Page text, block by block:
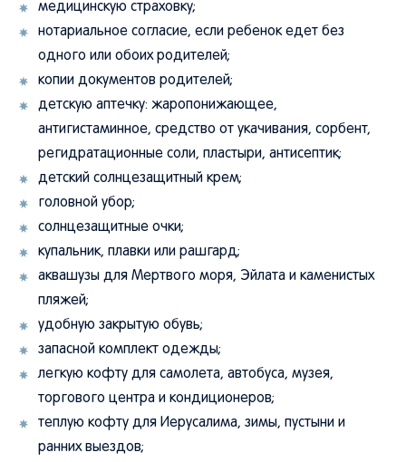
медицинскую страховку;
нотариальное согласие, если ребенок едет без
одного или обоих родителей;
копии документов родителей;
детскую аптечку: жаропонижающее,
антигистаминное, средство от укачивания, сорбент,
регидратационные соли, пластыри, антисептик;
детский солнцезащитный крем;
головной убор;
солнцезащитные очки;
купальник, плавки или рашгард;
аквашузы для Мертвого моря, Эйлата и каменистых
пляжей;
удобную закрытую обувь;
запасной комплект одежды;
легкую кофту для самолета, автобуса, музея,
торгового центра и кондиционеров;
теплую кофту для Иерусалима, зимы, пустыни и
ранних выездов;